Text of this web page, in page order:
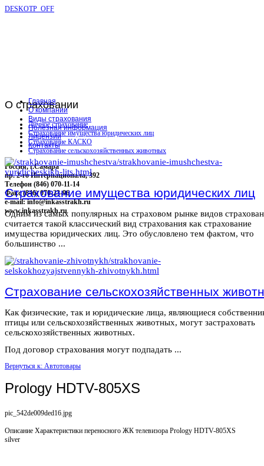
DESKOTP_OFF
О страховании
Личное страхование
Страхование имущества юридических лиц
Страхование КАСКО
Страхование сельскохозяйственных животных
Россия, г.Самара
пр. 2-го Интернационала, 392
Телефон (846) 070-11-14
Факс (846) 070-23-96
e-mail: info@inkasstrakh.ru
www.inkasstrakh.ru
Главная
О компании
Виды страхования
Полезная информация
Лицензии
Контакты
Страхование имущества юридических лиц
Одним из самых популярных на страховом рынке видов
считается такой классический вид страхования как страхование
имущества юридических лиц. Это обусловлено тем фактом, что
большинство ...
Страхование сельскохозяйственных
Как физические, так и юридические лица, являющиеся
птицы или сельскохозяйственных животных, могут застраховать
сельскохозяйственных животных.
Под договор страхования могут подпадать ...
Вернуться к: Автотовары
Prology HDTV-805XS
pic_542de009ded16.jpg
Описание Характеристики переносного ЖК телевизора Prology HDTV-805XS
silver